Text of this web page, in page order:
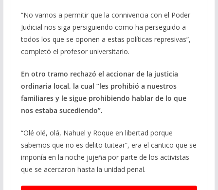
“No vamos a permitir que la connivencia con el Poder
Judicial nos siga persiguiendo como ha perseguido a
todos los que se oponen a estas políticas represivas”,
completó el profesor universitario.
En otro tramo rechazó el accionar de la justicia
ordinaria local, la cual “les prohibió a nuestros
familiares y le sigue prohibiendo hablar de lo que
nos estaba sucediendo”.
“Olé olé, olá, Nahuel y Roque en libertad porque
sabemos que no es delito tuitear”, era el cantico que se
imponía en la noche jujeña por parte de los activistas
que se acercaron hasta la unidad penal.